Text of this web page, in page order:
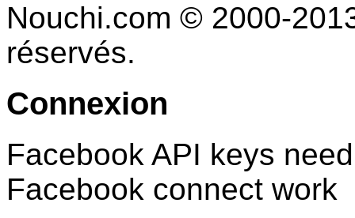
Nouchi.com © 2000-
réservés.
Connexion
Facebook API keys
Facebook connect work